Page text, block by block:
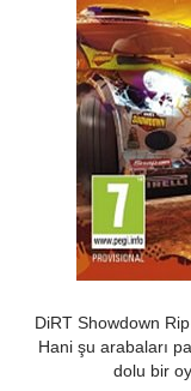
DiRT Showdown
Hani şu arabaları
dolu bir